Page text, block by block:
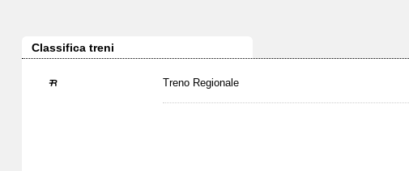
Classifica treni
Treno Regionale